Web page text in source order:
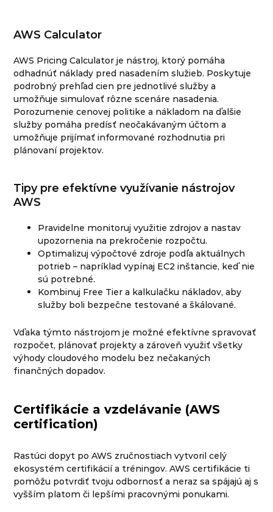
AWS Calculator
AWS Pricing Calculator je nástroj, ktorý pomáha
odhadnúť náklady pred nasadením služieb. Poskytuje
podrobný prehľad cien pre jednotlivé služby a
umožňuje simulovať rôzne scenáre nasadenia.
Porozumenie cenovej politike a nákladom na ďalšie
služby pomáha predísť neočakávaným účtom a
umožňuje prijímať informované rozhodnutia pri
plánovaní projektov.
Tipy pre efektívne využívanie nástrojov
AWS
Pravidelne monitoruj využitie zdrojov a nastav
upozornenia na prekročenie rozpočtu.
Optimalizuj výpočtové zdroje podľa aktuálnych
potrieb – napríklad vypínaj EC2 inštancie, keď nie
sú potrebné.
Kombinuj Free Tier a kalkulačku nákladov, aby
služby boli bezpečne testované a škálované.
Vďaka týmto nástrojom je možné efektívne spravovať
rozpočet, plánovať projekty a zároveň využiť všetky
výhody cloudového modelu bez nečakaných
finančných dopadov.
Certifikácie a vzdelávanie (AWS
certification)
Rastúci dopyt po AWS zručnostiach vytvoril celý
ekosystém certifikácií a tréningov. AWS certifikácie ti
pomôžu potvrdiť tvoju odbornosť a neraz sa spájajú aj s
vyšším platom či lepšími pracovnými ponukami.